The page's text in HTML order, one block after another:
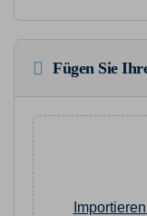
Fügen Sie